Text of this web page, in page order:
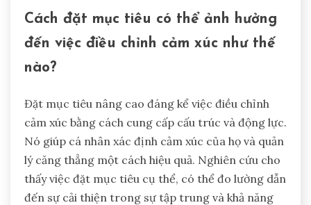
Cách đặt mục tiêu có thể ảnh hưởng
đến việc điều chỉnh cảm xúc như thế
nào?
Đặt mục tiêu nâng cao đáng kể việc điều chỉnh
cảm xúc bằng cách cung cấp cấu trúc và động lực.
Nó giúp cá nhân xác định cảm xúc của họ và quản
lý căng thẳng một cách hiệu quả. Nghiên cứu cho
thấy việc đặt mục tiêu cụ thể, có thể đo lường dẫn
đến sự cải thiện trong sự tập trung và khả năng